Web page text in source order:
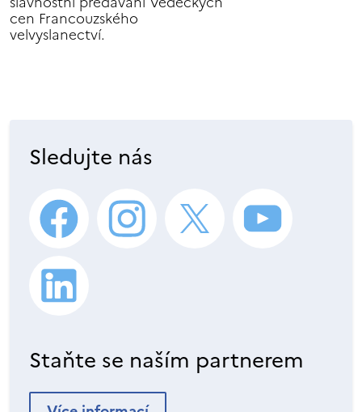
cen Francouzského
velvyslanectví.
Sledujte nás
Staňte se naším partnerem